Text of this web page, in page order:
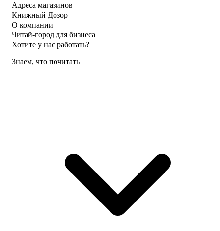
Адреса магазинов
Книжный Дозор
О компании
Читай-город для бизнеса
Хотите у нас работать?
Знаем, что почитать